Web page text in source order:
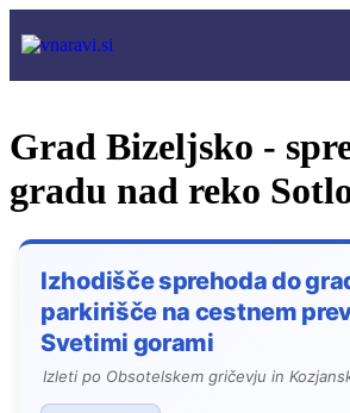
Grad Bizeljsko -
gradu nad reko
Izhodišče sprehoda do
parkirišče na cestnem
Svetimi gorami
Izleti po Obsotelskem gričevju in